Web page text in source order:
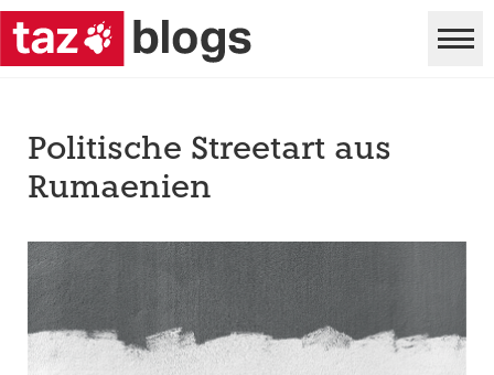
Politische Streetart aus
Rumaenien